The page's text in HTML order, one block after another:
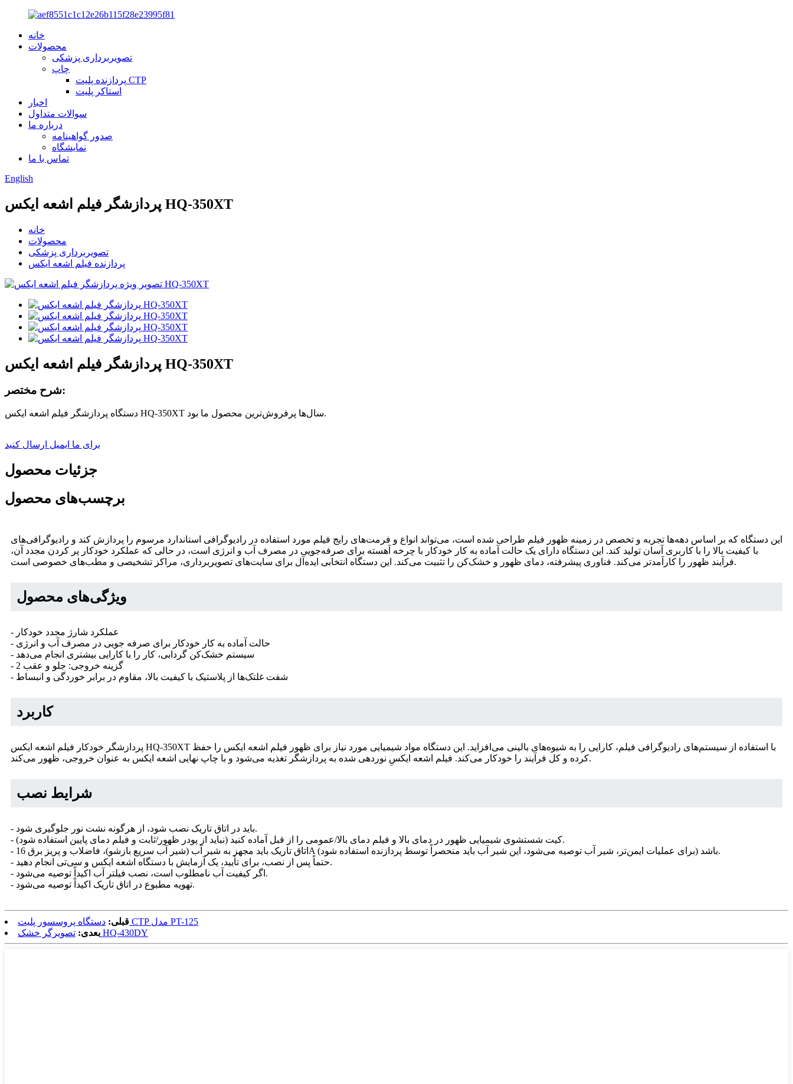
خانه
محصولات
تصویربرداری پزشکی
چاپ
پردازنده پلیت CTP
استاکر پلیت
اخبار
سوالات متداول
درباره ما
صدور گواهینامه
نمایشگاه
تماس با ما
English
پردازشگر فیلم اشعه ایکس HQ-350XT
خانه
محصولات
تصویربرداری پزشکی
پردازنده فیلم اشعه ایکس
پردازشگر فیلم اشعه ایکس HQ-350XT
شرح مختصر:
دستگاه پردازشگر فیلم اشعه ایکس HQ-350XT سال‌ها پرفروش‌ترین محصول ما بود.
برای ما ایمیل ارسال کنید
جزئیات محصول
برچسب‌های محصول
این دستگاه که بر اساس دهه‌ها تجربه و تخصص در زمینه ظهور فیلم طراحی شده است، می‌تواند انواع و فرمت‌های رایج فیلم مورد استفاده در رادیوگرافی استاندارد مرسوم را پردازش کند و رادیوگرافی‌های
با کیفیت بالا را با کاربری آسان تولید کند. این دستگاه دارای یک حالت آماده به کار خودکار با چرخه آهسته برای صرفه‌جویی در مصرف آب و انرژی است، در حالی که عملکرد خودکار پر کردن مجدد آن،
فرآیند ظهور را کارآمدتر می‌کند. فناوری پیشرفته، دمای ظهور و خشک‌کن را تثبیت می‌کند. این دستگاه انتخابی ایده‌آل برای سایت‌های تصویربرداری، مراکز تشخیصی و مطب‌های خصوصی است.
ویژگی‌های محصول
- عملکرد شارژ مجدد خودکار
- حالت آماده به کار خودکار برای صرفه جویی در مصرف آب و انرژی
- سیستم خشک‌کن گردابی، کار را با کارایی بیشتری انجام می‌دهد
- 2 گزینه خروجی: جلو و عقب
- شفت غلتک‌ها از پلاستیک با کیفیت بالا، مقاوم در برابر خوردگی و انبساط
کاربرد
پردازشگر خودکار فیلم اشعه ایکس HQ-350XT با استفاده از سیستم‌های رادیوگرافی فیلم، کارایی را به شیوه‌های بالینی می‌افزاید. این دستگاه مواد شیمیایی مورد نیاز برای ظهور فیلم اشعه ایکس را حفظ
کرده و کل فرآیند را خودکار می‌کند. فیلم اشعه ایکسِ نوردهی شده به پردازشگر تغذیه می‌شود و با چاپ نهایی اشعه ایکس به عنوان خروجی، ظهور می‌کند.
شرایط نصب
- باید در اتاق تاریک نصب شود، از هرگونه نشت نور جلوگیری شود.
- کیت شستشوی شیمیایی ظهور در دمای بالا و فیلم دمای بالا/عمومی را از قبل آماده کنید (نباید از پودر ظهور/ثابت و فیلم دمای پایین استفاده شود).
- اتاق تاریک باید مجهز به شیر آب (شیر آب سریع بازشو)، فاضلاب و پریز برق 16A باشد (برای عملیات ایمن‌تر، شیر آب توصیه می‌شود، این شیر آب باید منحصراً توسط پردازنده استفاده شود).
- حتماً پس از نصب، برای تأیید، یک آزمایش با دستگاه اشعه ایکس و سی‌تی انجام دهید.
- اگر کیفیت آب نامطلوب است، نصب فیلتر آب اکیداً توصیه می‌شود.
- تهویه مطبوع در اتاق تاریک اکیداً توصیه می‌شود.
قبلی:
دستگاه پروسسور پلیت CTP مدل PT-125
بعدی: تصویرگر خشک HQ-430DY